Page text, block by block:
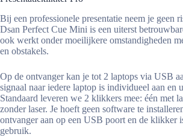
Bij een professionele presentatie neem je geen
Dsan Perfect Cue Mini is een uiterst
ook werkt onder moeilijkere omstandigheden
en obstakels.
Op de ontvanger kan je tot 2 laptops via USB
signaal naar iedere laptop is individueel aan en
Standaard leveren we 2 klikkers mee: één met
zonder laser. Je hoeft geen software te
ontvanger aan op een USB poort en de klikker
gebruik.